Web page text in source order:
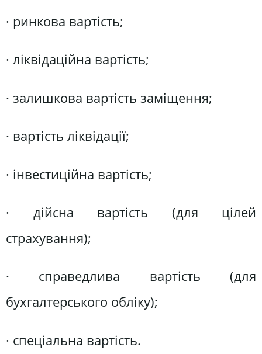
· ринкова вартість;
· ліквідаційна вартість;
· залишкова вартість заміщення;
· вартість ліквідації;
· інвестиційна вартість;
· дійсна вартість (для цілей
страхування);
· справедлива вартість (для
бухгалтерського обліку);
· спеціальна вартість.